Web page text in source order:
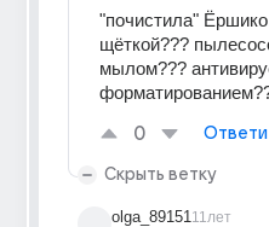
"почистила"
щёткой???
мылом???
0
Скрыть ветку
olga_8915111лет